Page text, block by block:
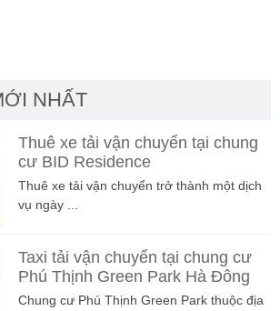
NHẤT
Thuê xe tải vận chuyển tại chung
cư BID Residence
Thuê xe tải vận chuyển trở thành một dịch
vụ ngày ...
Taxi tải vận chuyển tại chung cư
Phú Thịnh Green Park Hà Đông
Chung cư Phú Thịnh Green Park thuộc địa